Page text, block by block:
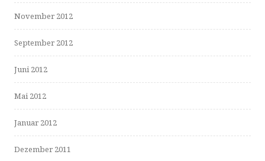
November 2012
September 2012
Juni 2012
Mai 2012
Januar 2012
Dezember 2011